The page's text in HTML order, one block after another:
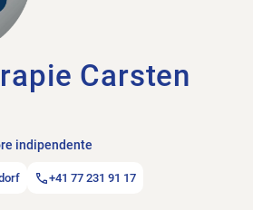
Carsten
indipendente
+41 77 231 91 17